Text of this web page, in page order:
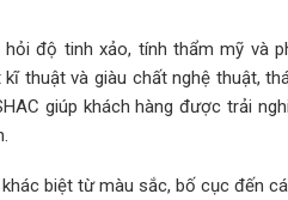
hỏi độ tinh xảo, tính thẩm mỹ và
thuật và giàu chất nghệ thuật,
giúp khách hàng được trải
biệt từ màu sắc, bố cục đến